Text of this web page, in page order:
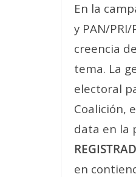
En la
y PAN/
creencia
tema. La
electoral
Coalición,
data en la
en